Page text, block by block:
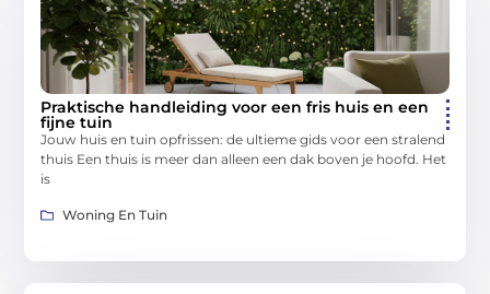
Praktische handleiding voor een fris huis en een
fijne tuin
Jouw huis en tuin opfrissen: de ultieme gids voor een stralend
thuis Een thuis is meer dan alleen een dak boven je hoofd. Het
is
Woning En Tuin